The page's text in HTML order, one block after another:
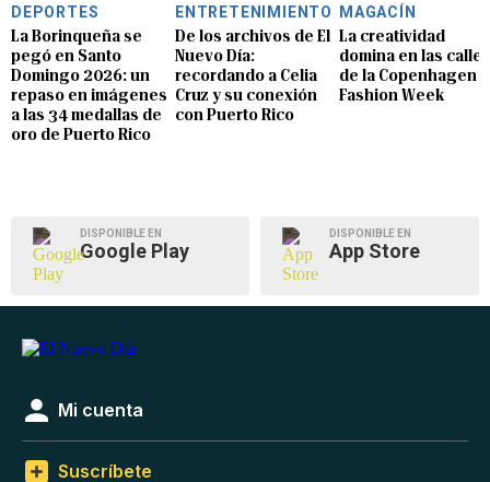
DEPORTES
La Borinqueña se
pegó en Santo
Domingo 2026: un
repaso en imágenes
a las 34 medallas de
oro de Puerto Rico
ENTRETENIMIENTO
De los archivos de El
Nuevo Día:
recordando a Celia
Cruz y su conexión
con Puerto Rico
MAGACÍN
La creatividad
domina en las calles
de la Copenhagen
Fashion Week
DISPONIBLE EN
Google Play
DISPONIBLE EN
App Store
Mi cuenta
Suscríbete